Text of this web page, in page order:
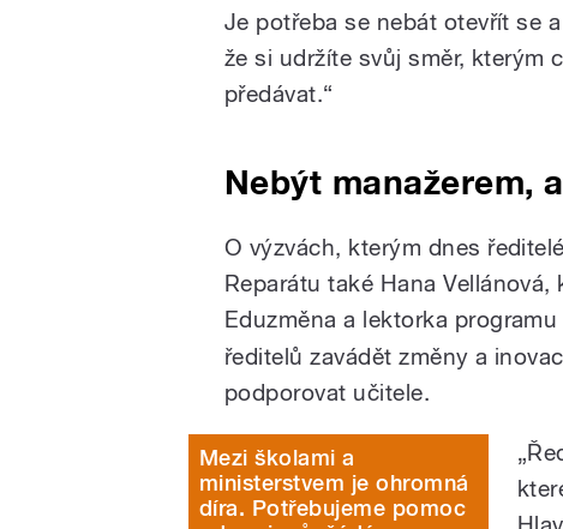
Je potřeba se nebát otevřít se
že si udržíte svůj směr, kterým
předávat.“
Nebýt manažerem,
O výzvách, kterým dnes
Reparátu také Hana
Eduzměna a lektorka programu
ředitelů zavádět změny a
podporovat učitele.
Mezi školami a
ministerstvem je ohromná
díra. Potřebujeme pomoc